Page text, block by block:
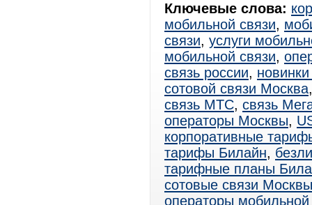
Ключевые слова:
мобильной связи,
связи, услуги
мобильной связи,
связь россии,
сотовой связи Москва
связь МТС, связь
операторы Москвы,
корпоративные
тарифы Билайн,
тарифные планы
сотовые связи Москвы
операторы мобильной